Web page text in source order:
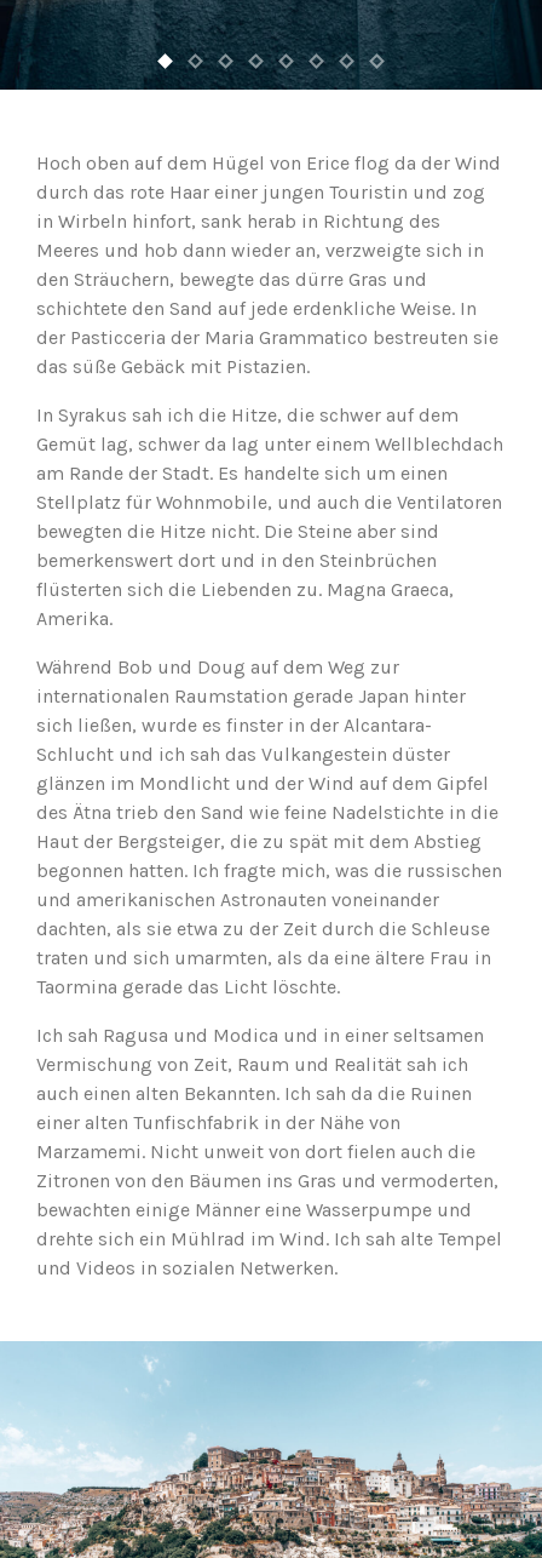
Hoch oben auf dem Hügel von Erice flog da der Wind
durch das rote Haar einer jungen Touristin und zog
in Wirbeln hinfort, sank herab in Richtung des
Meeres und hob dann wieder an, verzweigte sich in
den Sträuchern, bewegte das dürre Gras und
schichtete den Sand auf jede erdenkliche Weise. In
der Pasticceria der Maria Grammatico bestreuten sie
das süße Gebäck mit Pistazien.
In Syrakus sah ich die Hitze, die schwer auf dem
Gemüt lag, schwer da lag unter einem Wellblechdach
am Rande der Stadt. Es handelte sich um einen
Stellplatz für Wohnmobile, und auch die Ventilatoren
bewegten die Hitze nicht. Die Steine aber sind
bemerkenswert dort und in den Steinbrüchen
flüsterten sich die Liebenden zu. Magna Graeca,
Amerika.
Während Bob und Doug auf dem Weg zur
internationalen Raumstation gerade Japan hinter
sich ließen, wurde es finster in der Alcantara-
Schlucht und ich sah das Vulkangestein düster
glänzen im Mondlicht und der Wind auf dem Gipfel
des Ätna trieb den Sand wie feine Nadelstichte in die
Haut der Bergsteiger, die zu spät mit dem Abstieg
begonnen hatten. Ich fragte mich, was die russischen
und amerikanischen Astronauten voneinander
dachten, als sie etwa zu der Zeit durch die Schleuse
traten und sich umarmten, als da eine ältere Frau in
Taormina gerade das Licht löschte.
Ich sah Ragusa und Modica und in einer seltsamen
Vermischung von Zeit, Raum und Realität sah ich
auch einen alten Bekannten. Ich sah da die Ruinen
einer alten Tunfischfabrik in der Nähe von
Marzamemi. Nicht unweit von dort fielen auch die
Zitronen von den Bäumen ins Gras und vermoderten,
bewachten einige Männer eine Wasserpumpe und
drehte sich ein Mühlrad im Wind. Ich sah alte Tempel
und Videos in sozialen Netwerken.